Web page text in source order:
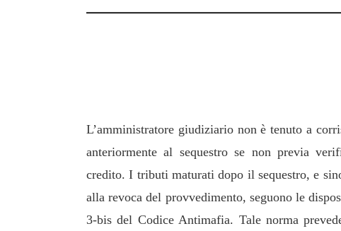
L’amministratore giudiziario non è tenuto a
anteriormente al sequestro se non previa
credito. I tributi maturati dopo il sequestro, e
alla revoca del provvedimento, seguono le
3-bis del Codice Antimafia. Tale norma